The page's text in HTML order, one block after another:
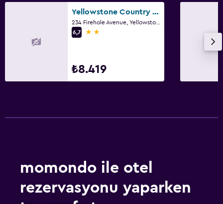
Yellowstone Country Inn
6,7
2 yıldız
₺8.419
momondo ile otel
rezervasyonu yaparken